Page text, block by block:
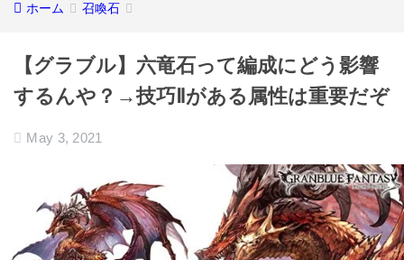
ホーム 召喚石
【グラブル】六竜石って編成にどう影響
するんや？→技巧Ⅱがある属性は重要だぞ
May 3, 2021